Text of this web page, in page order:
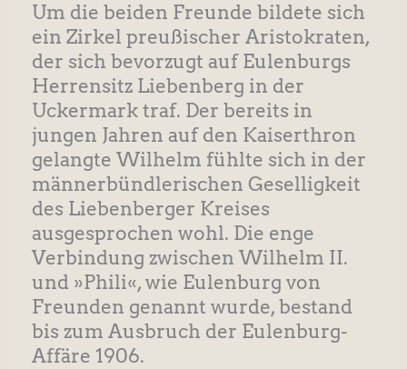
Um die beiden Freunde bildete sich
ein Zirkel preußischer Aristokraten,
der sich bevorzugt auf Eulenburgs
Herrensitz Liebenberg in der
Uckermark traf. Der bereits in
jungen Jahren auf den Kaiserthron
gelangte Wilhelm fühlte sich in der
männerbündlerischen Geselligkeit
des Liebenberger Kreises
ausgesprochen wohl. Die enge
Verbindung zwischen Wilhelm II.
und »Phili«, wie Eulenburg von
Freunden genannt wurde, bestand
bis zum Ausbruch der Eulenburg-
Affäre 1906.